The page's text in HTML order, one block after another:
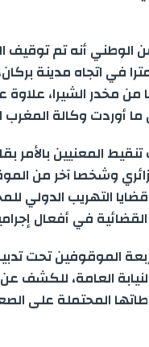
الوطني أنه تم
على بعد 20 كيلومترا في
356 كيلوغراما من مخدر
أوردت وكالة المغرب
المعنيين بالأمر
وشخصا آخر من
التهريب الدولي
في أفعال
الموقوفين تحت
العامة،
المحتملة على